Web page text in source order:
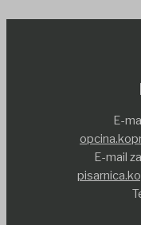
E-
E-mail